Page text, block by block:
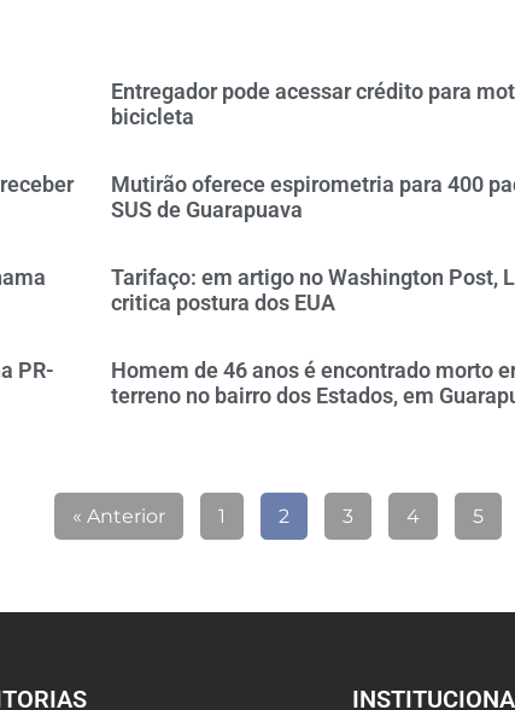
Entregador pode acessar crédito para
bicicleta
Mutirão oferece espirometria para 400
SUS de Guarapuava
Tarifaço: em artigo no Washington Post,
critica postura dos EUA
PR-
Homem de 46 anos é encontrado morto
terreno no bairro dos Estados, em
« Anterior 1 2 3 4 5